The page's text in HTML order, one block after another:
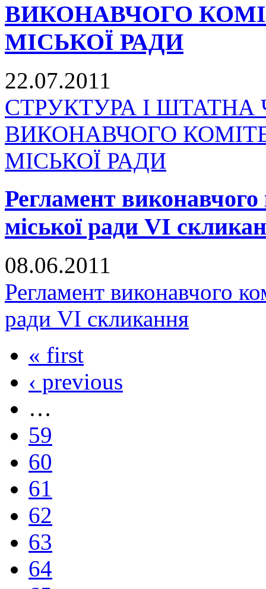
ВИКОНАВЧОГО
МІСЬКОЇ РАДИ
22.07.2011
СТРУКТУРА І ШТАТНА
ВИКОНАВЧОГО
МІСЬКОЇ РАДИ
Регламент виконавчого
міської ради VI
08.06.2011
Регламент виконавчого
ради VI скликання
« first
‹ previous
…
59
60
61
62
63
64